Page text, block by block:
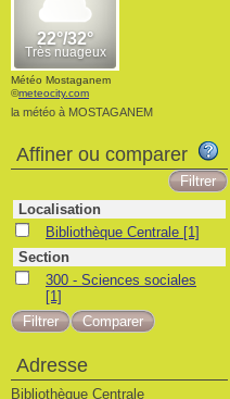
Météo Mostaganem
©meteocity.com
la météo à MOSTAGANEM
Affiner ou comparer
Localisation
Bibliothèque Centrale [1]
Section
300 - Sciences sociales
[1]
Adresse
Bibliothèque Centrale